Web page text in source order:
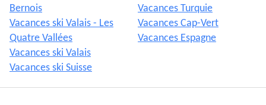
Bernois
Vacances ski Valais - Les
Quatre Vallées
Vacances ski Valais
Vacances ski Suisse
Vacances Turquie
Vacances Cap-Vert
Vacances Espagne